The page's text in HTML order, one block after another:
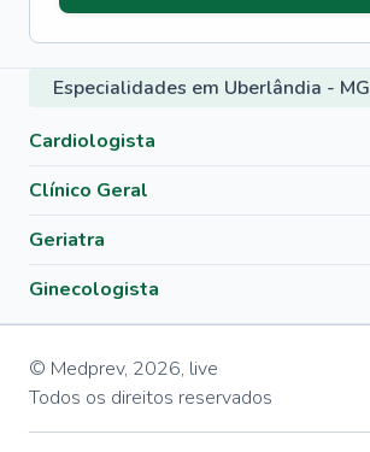
Especialidades em Uberlândia - MG
Cardiologista
Clínico Geral
Geriatra
Ginecologista
© Medprev, 2026, live
Todos os direitos reservados